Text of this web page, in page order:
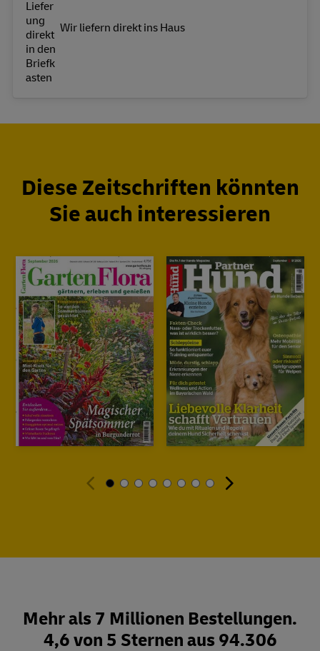
Wir liefern direkt ins Haus
Diese Zeitschriften könnten
Sie auch interessieren
Mehr als 7 Millionen Bestellungen.
4,6 von 5 Sternen aus 94.306